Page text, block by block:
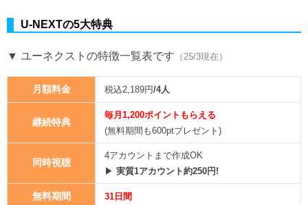
U-NEXTの5大特典
▼ ユーネクストの特徴一覧表です （25/3現在）
月額料金 税込2,189円/4人
継続特典
毎月1,200ポイントもらえる
(無料期間も600ptプレゼント)
同時視聴
4アカウントまで作成OK
▶ 実質1アカウント約250円!
無料期間 31日間